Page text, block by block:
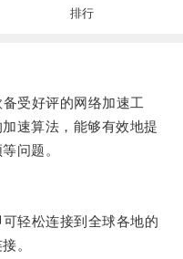
排行
受好评的网络加速工
速算法，能够有效地提
问题。
轻松连接到全球各地的
。